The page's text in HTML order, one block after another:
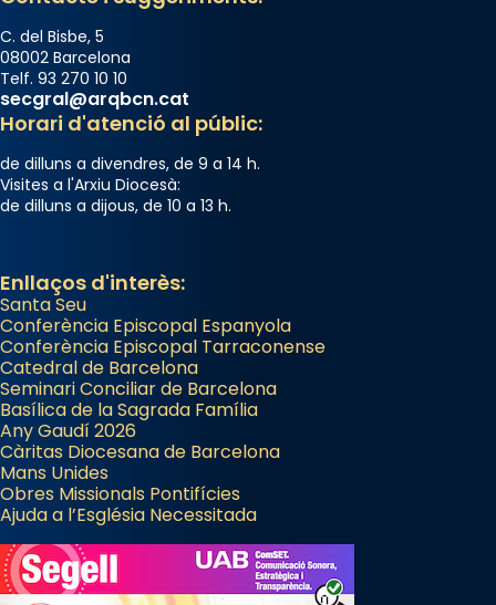
C. del Bisbe, 5
08002 Barcelona
Telf. 93 270 10 10
secgral@arqbcn.cat
Horari d'atenció al públic:
de dilluns a divendres, de 9 a 14 h.
Visites a l'Arxiu Diocesà:
de dilluns a dijous, de 10 a 13 h.
Enllaços d'interès:
Santa Seu
Conferència Episcopal Espanyola
Conferència Episcopal Tarraconense
Catedral de Barcelona
Seminari Conciliar de Barcelona
Basílica de la Sagrada Família
Any Gaudí 2026
Càritas Diocesana de Barcelona
Mans Unides
Obres Missionals Pontifícies
Ajuda a l’Església Necessitada